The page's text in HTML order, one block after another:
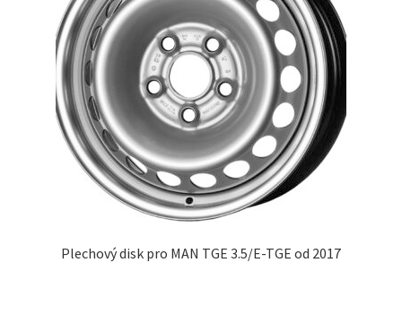
Plechový disk pro MAN TGE 3.5/E-TGE od 2017